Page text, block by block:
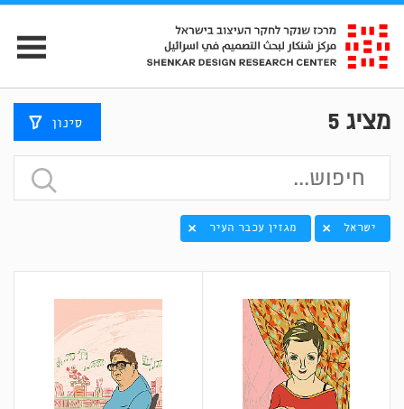
מציג 5 סינון
ישראל מגזין עכבר העיר